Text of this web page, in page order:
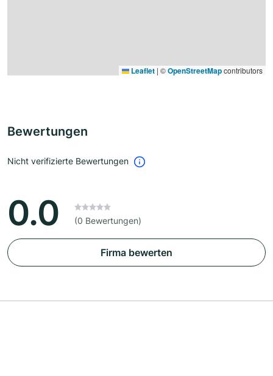
Leaflet | ©OpenStreetMapcontributors
Bewertungen
Nicht verifizierte Bewertungen
0.0 (0 Bewertungen)
Firma bewerten